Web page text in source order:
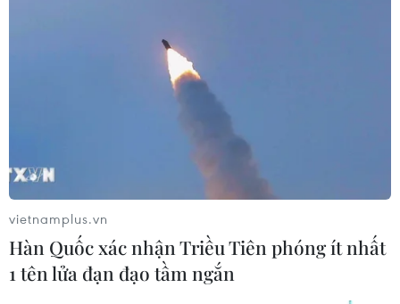
vietnamplus.vn
Hàn Quốc xác nhận Triều Tiên phóng ít nhất
1 tên lửa đạn đạo tầm ngắn